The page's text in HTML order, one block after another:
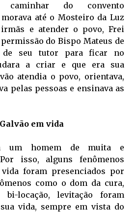
caminhar do convento
até o Mosteiro da Luz
e atender o povo, Frei
do Bispo Mateus de
de seu tutor para ficar no
a criar e que era sua
atendia o povo, orientava,
pelas pessoas e ensinava as
em vida
um homem de muita e
isso, alguns fenômenos
foram presenciados por
como o dom da cura,
locação, levitação foram
vida, sempre em vista do